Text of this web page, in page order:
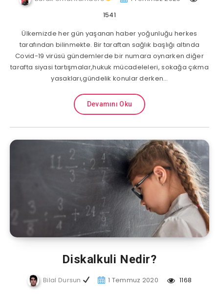
1541
Ülkemizde her gün yaşanan haber yoğunluğu herkes
tarafından bilinmekte. Bir taraftan sağlık başlığı altında
Covid-19 virüsü gündemlerde bir numara oynarken diğer
tarafta siyasi tartışmalar,hukuk mücadeleleri, sokağa çıkma
yasakları,gündelik konular derken…
Devamını Oku
Diskalkuli Nedir?
Bilal Dursun 1 Temmuz 2020 1168